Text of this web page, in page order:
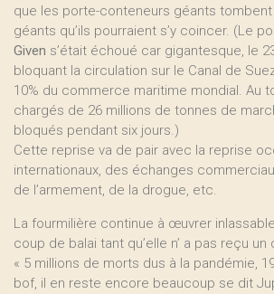
que les porte-conteneurs géants
géants qu’ils pourraient s’y coincer. (Le
Given s’était échoué car gigantesque, le
bloquant la circulation sur le Canal de
10% du commerce maritime mondial. Au
chargés de 26 millions de tonnes de
bloqués pendant six jours.)
Cette reprise va de pair avec la reprise
internationaux, des échanges
de l’armement, de la drogue, etc.
La fourmilière continue à œuvrer
coup de balai tant qu’elle n’ a pas reçu
« 5 millions de morts dus à la pandémie,
bof, il en reste encore beaucoup se dit